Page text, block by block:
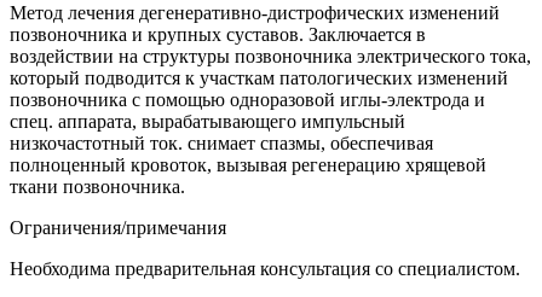
Метод лечения дегенеративно-дистрофических изменений
позвоночника и крупных суставов. Заключается в
воздействии на структуры позвоночника электрического тока,
который подводится к участкам патологических изменений
позвоночника с помощью одноразовой иглы-электрода и
спец. аппарата, вырабатывающего импульсный
низкочастотный ток. снимает спазмы, обеспечивая
полноценный кровоток, вызывая регенерацию хрящевой
ткани позвоночника.
Ограничения/примечания
Необходима предварительная консультация со специалистом.